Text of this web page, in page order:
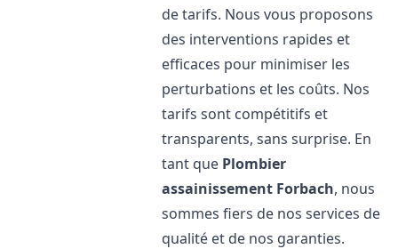
de tarifs. Nous vous proposons
des interventions rapides et
efficaces pour minimiser les
perturbations et les coûts. Nos
tarifs sont compétitifs et
transparents, sans surprise. En
tant que Plombier
assainissement Forbach, nous
sommes fiers de nos services de
qualité et de nos garanties.